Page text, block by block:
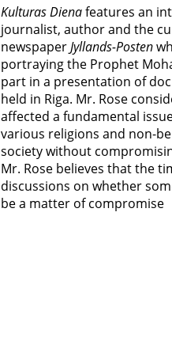
Kulturas Dienafeatures an
journalist, author and the
newspaperJyllands-Posten
portraying the Prophet
part in a presentation of
held in Riga. Mr. Rose
affected a fundamental
various religions and non-
society without
Mr. Rose believes that the
discussions on whether
be a matter of compromise